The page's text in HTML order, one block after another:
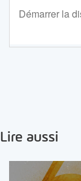
Lire aussi